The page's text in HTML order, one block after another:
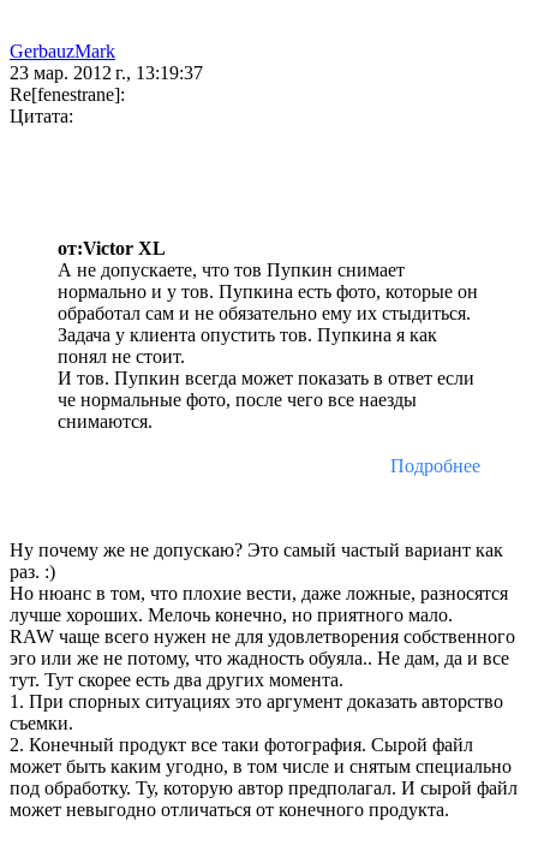
GerbauzMark
23 мар. 2012 г., 13:19:37
Re[fenestrane]:
Цитата:
от:Victor XL
А не допускаете, что тов Пупкин снимает
нормально и у тов. Пупкина есть фото, которые он
обработал сам и не обязательно ему их стыдиться.
Задача у клиента опустить тов. Пупкина я как
понял не стоит.
И тов. Пупкин всегда может показать в ответ если
че нормальные фото, после чего все наезды
снимаются.
Подробнее
Ну почему же не допускаю? Это самый частый вариант как
раз. :)
Но нюанс в том, что плохие вести, даже ложные, разносятся
лучше хороших. Мелочь конечно, но приятного мало.
RAW чаще всего нужен не для удовлетворения собственного
эго или же не потому, что жадность обуяла.. Не дам, да и все
тут. Тут скорее есть два других момента.
1. При спорных ситуациях это аргумент доказать авторство
съемки.
2. Конечный продукт все таки фотография. Сырой файл
может быть каким угодно, в том числе и снятым специально
под обработку. Ту, которую автор предполагал. И сырой файл
может невыгодно отличаться от конечного продукта.